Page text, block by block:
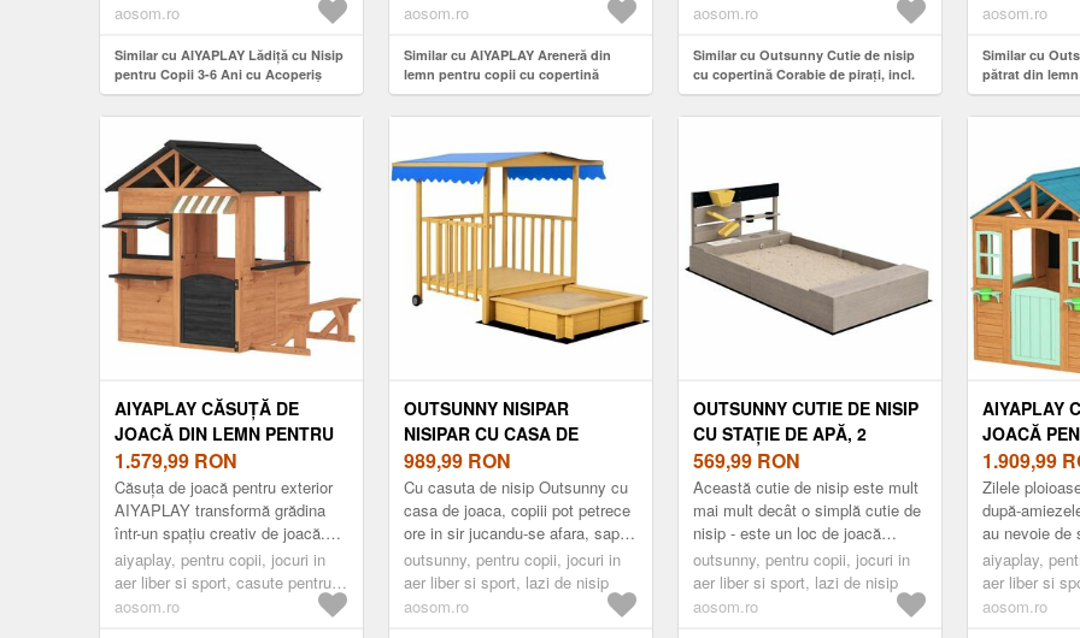
ROMANIA
aosom.ro
Similar cu AIYAPLAY Lădiță cu Nisip
pentru Copii 3-6 Ani cu Acoperiș
Dinosauri, Bănci Pliabile, Capac și
Husă Incluse, Lădiță de Nisip din
Albastru | Aosom Romania
aosom.ro
Similar cu AIYAPLAY Areneră din
lemn pentru copii cu copertină
reglabilă Masă de picnic cu bănci 6
copii 3-8 ani 184x110x120 cm Maro |
aosom.ro
Similar cu Outsunny Cutie de nisip
cu copertină Corabie de pirați, incl.
set de bucătărie pentru copii, lemn
masiv, 180 x 103 x 144, 5 cm, Verde |
aosom.ro
Similar cu
pătrat din
bănci
jocuri 114 x
AIYAPLAY CĂSUȚĂ DE
JOACĂ DIN LEMN PENTRU
EXTERIOR CU BUCĂTĂRIE,
BANCĂ, TEJGHEA,
FERESTRE, UȘĂ PENTRU 3-
8 ANI 171, 5 X 146 X 156 CM
MARO | AOSOM ROMANIA
1.579,99 RON
Căsuța de joacă pentru exterior
AIYAPLAY transformă grădina
într-un spațiu creativ de joacă.
Fabricată din lemn robust de
brad, oferă un loc sigur ...
aiyaplay, pentru copii, jocuri in
aer liber si sport, casute pentru
copii
aosom.ro
OUTSUNNY NISIPAR
NISIPAR CU CASA DE
JOACA NISIPAR CU
ACOPERIS, 133 X 129 X 137,
5 CM, LEMN + ALBASTRU |
AOSOM ROMANIA
989,99 RON
Cu casuta de nisip Outsunny cu
casa de joaca, copiii pot petrece
ore in sir jucandu-se afara, sapat
si construind castele de nisip.
Acoperisul casu...
outsunny, pentru copii, jocuri in
aer liber si sport, lazi de nisip
aosom.ro
OUTSUNNY CUTIE DE NISIP
CU STAȚIE DE APĂ, 2
GHIVECE PENTRU
PLANTARE, LEMN MASIV
TRATAT, 154 X 80 X 60 CM,
GRI | AOSOM ROMANIA
569,99 RON
Această cutie de nisip este mult
mai mult decât o simplă cutie de
nisip - este un loc de joacă
compact și aventuros în propria
grădină! Copiii tăi ...
outsunny, pentru copii, jocuri in
aer liber si sport, lazi de nisip
aosom.ro
AIYAPLAY
JOACĂ
CU
GHIVECI
TABLĂ DE
BILE 142 X
ROMANIA
1.909,99
Zilele
după-
au nevoie de
plictiseala
neliniște, iar
aiyaplay,
aer liber si
copii
aosom.ro